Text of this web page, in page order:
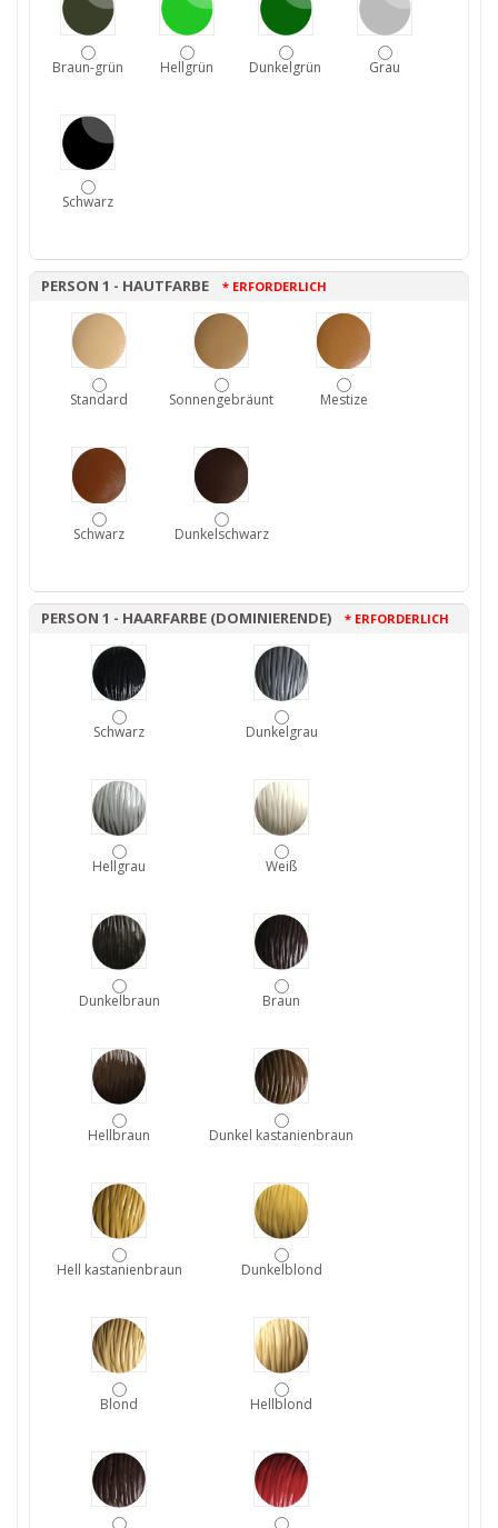
Braun-grün Hellgrün Dunkelgrün Grau
Schwarz
PERSON 1 - HAUTFARBE * ERFORDERLICH
Standard Sonnengebräunt Mestize
Schwarz Dunkelschwarz
PERSON 1 - HAARFARBE (DOMINIERENDE) * ERFORDERLICH
Schwarz Dunkelgrau
Hellgrau Weiß
Dunkelbraun Braun
Hellbraun Dunkel kastanienbraun
Hell kastanienbraun Dunkelblond
Blond Hellblond